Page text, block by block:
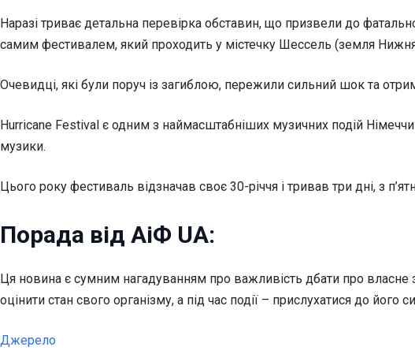
Наразі триває детальна перевірка обставин, що призвели до
самим фестивалем, який проходить у містечку Шессель (земля Нижня
Очевидці, які були поруч із загиблою, пережили сильний шок та
Hurricane Festival є одним з наймасштабніших музичних подій
музики.
Цього року фестиваль відзначав своє 30-річчя і тривав три дні, з
Порада від АіФ UA:
Ця новина є сумним нагадуванням про важливість дбати про
оцінити стан свого організму, а під час події – прислухатися до його
Джерело